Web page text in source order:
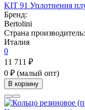
KIT 91 Уплотнения
Бренд:
Bertolini
Страна производитель:
Италия
0
11 711 ₽
0 ₽ (малый опт)
В корзину